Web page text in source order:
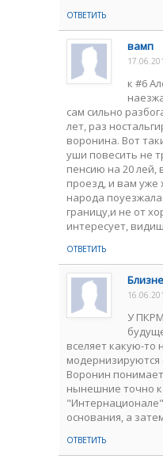
ОТВЕТИТЬ
вамп
к #6
сам сильно
лет, раз
воронина. Вот
уши повесить не
пенсию на 20 лей,
проезд, и вам уже
народа
границу,и не от
интересует,
ОТВЕТИТЬ
У
вселяет какую-то
модернизируются
Воронин
нынешние точно
основания, а
ОТВЕТИТЬ